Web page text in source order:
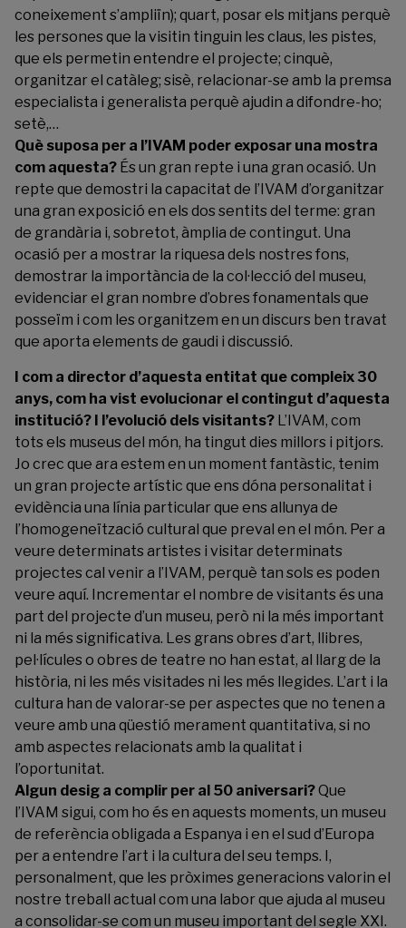
coneixement s’ampliïn); quart, posar els mitjans perquè
les persones que la visitin tinguin les claus, les pistes,
que els permetin entendre el projecte; cinquè,
organitzar el catàleg; sisè, relacionar-se amb la premsa
especialista i generalista perquè ajudin a difondre-ho;
setè,…
Què suposa per a l’IVAM poder exposar una mostra
com aquesta? És un gran repte i una gran ocasió. Un
repte que demostri la capacitat de l’IVAM d’organitzar
una gran exposició en els dos sentits del terme: gran
de grandària i, sobretot, àmplia de contingut. Una
ocasió per a mostrar la riquesa dels nostres fons,
demostrar la importància de la col·lecció del museu,
evidenciar el gran nombre d’obres fonamentals que
posseïm i com les organitzem en un discurs ben travat
que aporta elements de gaudi i discussió.
I com a director d’aquesta entitat que compleix 30
anys, com ha vist evolucionar el contingut d’aquesta
institució? I l’evolució dels visitants? L’IVAM, com
tots els museus del món, ha tingut dies millors i pitjors.
Jo crec que ara estem en un moment fantàstic, tenim
un gran projecte artístic que ens dóna personalitat i
evidència una línia particular que ens allunya de
l’homogeneïtzació cultural que preval en el món. Per a
veure determinats artistes i visitar determinats
projectes cal venir a l’IVAM, perquè tan sols es poden
veure aquí. Incrementar el nombre de visitants és una
part del projecte d’un museu, però ni la més important
ni la més significativa. Les grans obres d’art, llibres,
pel·lícules o obres de teatre no han estat, al llarg de la
història, ni les més visitades ni les més llegides. L’art i la
cultura han de valorar-se per aspectes que no tenen a
veure amb una qüestió merament quantitativa, si no
amb aspectes relacionats amb la qualitat i
l’oportunitat.
Algun desig a complir per al 50 aniversari?Que
l’IVAM sigui, com ho és en aquests moments, un museu
de referència obligada a Espanya i en el sud d’Europa
per a entendre l’art i la cultura del seu temps. I,
personalment, que les pròximes generacions valorin el
nostre treball actual com una labor que ajuda al museu
a consolidar-se com un museu important del segle XXI.